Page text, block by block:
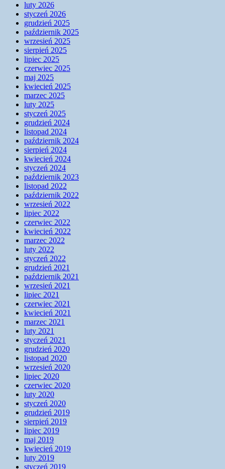
luty 2026
styczeń 2026
grudzień 2025
październik 2025
wrzesień 2025
sierpień 2025
lipiec 2025
czerwiec 2025
maj 2025
kwiecień 2025
marzec 2025
luty 2025
styczeń 2025
grudzień 2024
listopad 2024
październik 2024
sierpień 2024
kwiecień 2024
styczeń 2024
październik 2023
listopad 2022
październik 2022
wrzesień 2022
lipiec 2022
czerwiec 2022
kwiecień 2022
marzec 2022
luty 2022
styczeń 2022
grudzień 2021
październik 2021
wrzesień 2021
lipiec 2021
czerwiec 2021
kwiecień 2021
marzec 2021
luty 2021
styczeń 2021
grudzień 2020
listopad 2020
wrzesień 2020
lipiec 2020
czerwiec 2020
luty 2020
styczeń 2020
grudzień 2019
sierpień 2019
lipiec 2019
maj 2019
kwiecień 2019
luty 2019
styczeń 2019